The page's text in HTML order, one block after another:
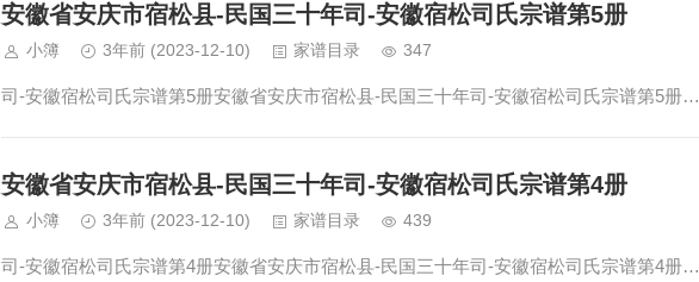
安徽省安庆市宿松县-民国三十年司-安徽宿松司氏宗谱第5册
小簿 3年前 (2023-12-10) 家谱目录 347
司-安徽宿松司氏宗谱第5册安徽省安庆市宿松县-民国三十年司-安徽宿松司氏宗谱第5册…
安徽省安庆市宿松县-民国三十年司-安徽宿松司氏宗谱第4册
小簿 3年前 (2023-12-10) 家谱目录 439
司-安徽宿松司氏宗谱第4册安徽省安庆市宿松县-民国三十年司-安徽宿松司氏宗谱第4册…